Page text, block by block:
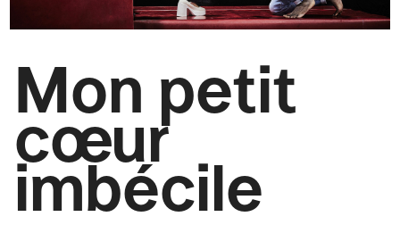
Mon petit
cœur
imbécile